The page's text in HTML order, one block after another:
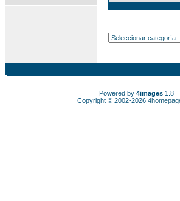
Powered by 4images1.8
Copyright © 2002-2026